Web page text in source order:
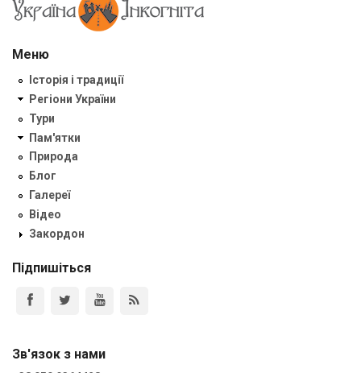
Меню
Історія і традиції
Регіони України
Тури
Пам'ятки
Природа
Блог
Галереї
Відео
Закордон
Підпишіться
Зв'язок з нами